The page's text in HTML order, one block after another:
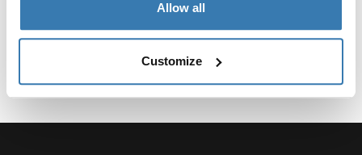
Allow all
Customize
Con su hijo directamente a la vista, puede vigilarlo en
todo momento, garantizando su seguridad y